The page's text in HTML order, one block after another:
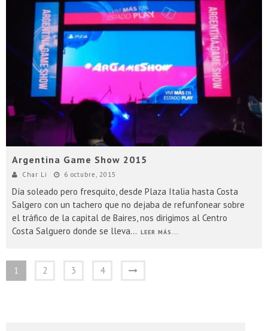
Argentina Game Show 2015
Char Li 6 octubre, 2015
Día soleado pero fresquito, desde Plaza Italia hasta Costa
Salgero con un tachero que no dejaba de refunfonear sobre
el tráfico de la capital de Baires, nos dirigimos al Centro
Costa Salguero donde se lleva... LEER MÁS...
1 2 3 4